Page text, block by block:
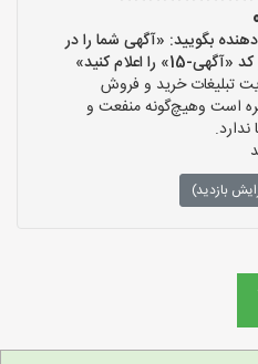
بگویید: «آگهی شما را در
اعلام کنید»
تبلیغات خرید و فروش
است وهیچ‌گونه منفعت و
بازدید)